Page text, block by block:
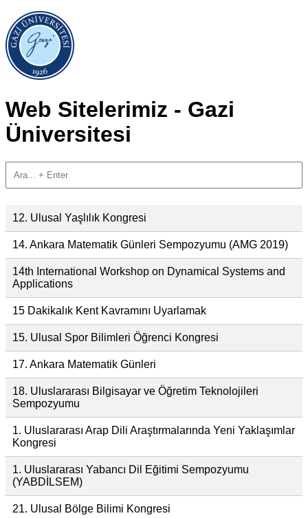
Web Sitelerimiz - Gazi
Üniversitesi
12. Ulusal Yaşlılık Kongresi
14. Ankara Matematik Günleri Sempozyumu (AMG 2019)
14th International Workshop on Dynamical Systems and
Applications
15 Dakikalık Kent Kavramını Uyarlamak
15. Ulusal Spor Bilimleri Öğrenci Kongresi
17. Ankara Matematik Günleri
18. Uluslararası Bilgisayar ve Öğretim Teknolojileri
Sempozyumu
1. Uluslararası Arap Dili Araştırmalarında Yeni Yaklaşımlar
Kongresi
1. Uluslararası Yabancı Dil Eğitimi Sempozyumu
(YABDİLSEM)
21. Ulusal Bölge Bilimi Kongresi